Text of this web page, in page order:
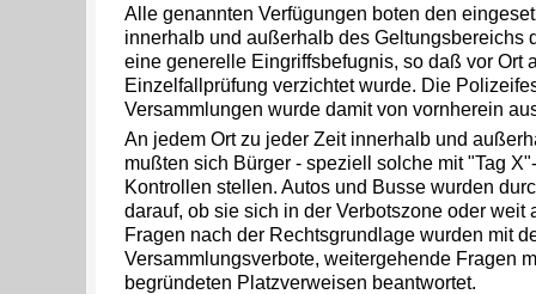
Alle genannten Verfügungen boten den
innerhalb und außerhalb des Geltungsbereichs
eine generelle Eingriffsbefugnis, so daß vor Ort
Einzelfallprüfung verzichtet wurde. Die
Versammlungen wurde damit von vornherein
An jedem Ort zu jeder Zeit innerhalb und
mußten sich Bürger - speziell solche mit "Tag
Kontrollen stellen. Autos und Busse wurden
darauf, ob sie sich in der Verbotszone oder weit
Fragen nach der Rechtsgrundlage wurden mit
Versammlungsverbote, weitergehende Fragen
begründeten Platzverweisen beantwortet.